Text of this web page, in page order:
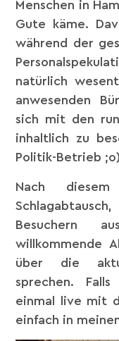
Menschen in
Gute käme.
während der
natürlich
anwesenden
sich mit den
inhaltlich zu
Politik-Betrieb ;o)
Nach diesem
Besuchern
willkommende
über die
sprechen.
einmal live mit
einfach in